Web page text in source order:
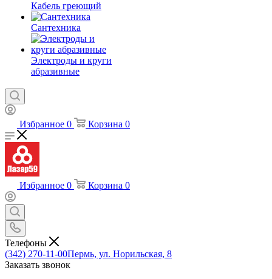
Кабель греющий
Сантехника
Электроды и круги
абразивные
Избранное 0 Корзина 0
Избранное 0 Корзина 0
Телефоны
(342) 270-11-00Пермь, ул. Норильская, 8
Заказать звонок